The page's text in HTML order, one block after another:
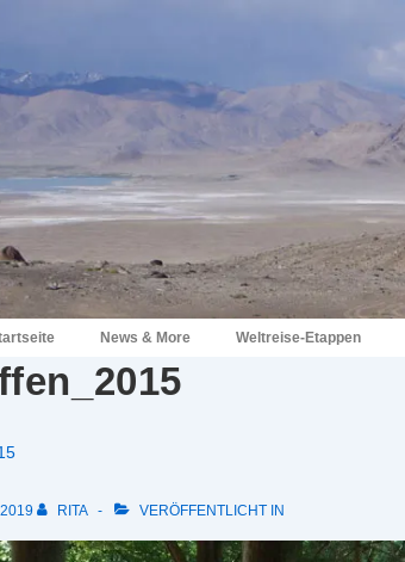
News & More Weltreise-Etappen
RITA VERÖFFENTLICHT IN